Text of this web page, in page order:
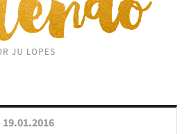
19.01.2016